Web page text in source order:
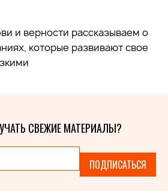
и верности рассказываем о
которые развивают свое
СВЕЖИЕ МАТЕРИАЛЫ?
ПОДПИСАТЬСЯ